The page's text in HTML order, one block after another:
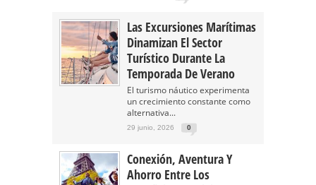
Las Excursiones Marítimas
Dinamizan El Sector
Turístico Durante La
Temporada De Verano
El turismo náutico experimenta
un crecimiento constante como
alternativa...
29 junio, 2026 0
Conexión, Aventura Y
Ahorro Entre Los